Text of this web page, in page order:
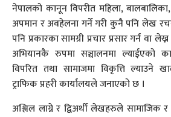
नेपालको कानून विपरीत महिला,
अपमान र अवहेलना गर्ने गरी कुनै पनि लेख
पनि प्रकारका सामग्री प्रचार प्रसार गर्न वा
अभियानकै रुपमा सञ्चालनमा ल्याईएको
विपरित तथा सामाजमा विकृत्ति ल्याउने
ट्राफिक प्रहरी कार्यालयले जनाएको छ ।
अश्लिल लाग्ने र द्विअर्थी लेखहरुले